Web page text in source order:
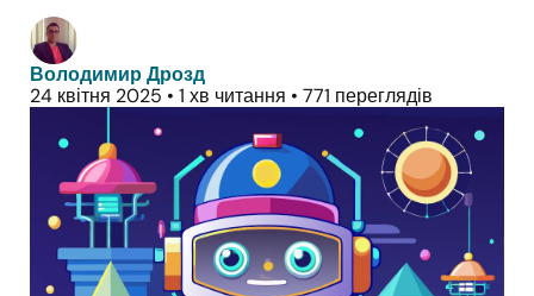
Володимир Дрозд
24 квітня 2025 • 1 хв читання • 771 переглядів